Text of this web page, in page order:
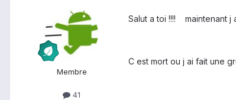
Membre
41
Salut a toi !!!! maintenant j
C est mort ou j ai fait une